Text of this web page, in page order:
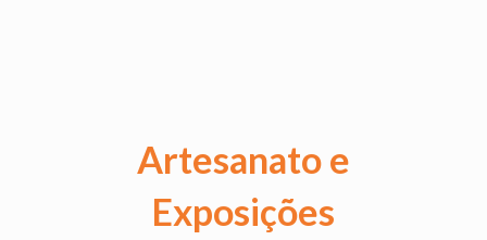
Artesanato e
Exposições